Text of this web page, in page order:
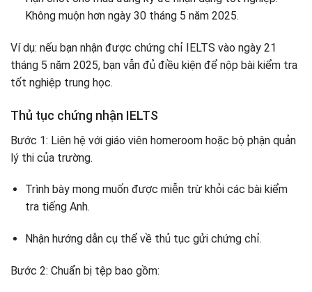
Không muộn hơn ngày 30 tháng 5 năm 2025.
Ví dụ: nếu bạn nhận được chứng chỉ IELTS vào ngày 21
tháng 5 năm 2025, bạn vẫn đủ điều kiện để nộp bài kiểm tra
tốt nghiệp trung học.
Thủ tục chứng nhận IELTS
Bước 1: Liên hệ với giáo viên homeroom hoặc bộ phận quản
lý thi của trường.
Trình bày mong muốn được miễn trừ khỏi các bài kiểm
tra tiếng Anh.
Nhận hướng dẫn cụ thể về thủ tục gửi chứng chỉ.
Bước 2: Chuẩn bị tệp bao gồm: